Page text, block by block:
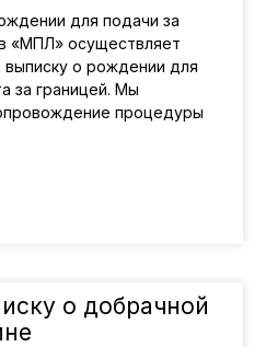
для подачи за
«МПЛ» осуществляет
о рождении для
за границей. Мы
процедуры
о добрачной